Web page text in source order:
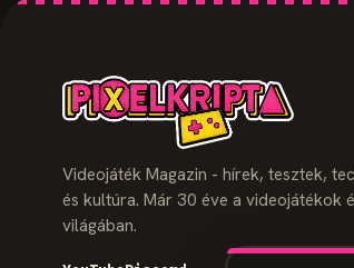
Videojáték Magazin - hírek, tesztek,
és kultúra. Már 30 éve a videojátékok
világában.